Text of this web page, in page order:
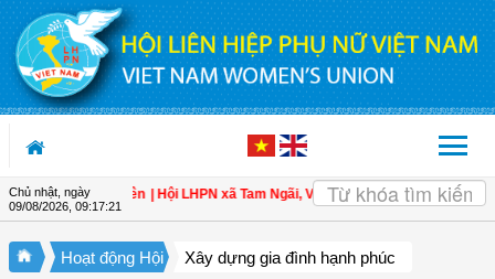
Truy cập nội dung luôn
Chủ nhật, ngày
09/08/2026, 09:17:23
cho hội viên | Hội LHPN xã Tam Ngãi, Vĩnh Long sơ kết công tác Hội và
Hoạt động Hội Xây dựng gia đình hạnh phúc